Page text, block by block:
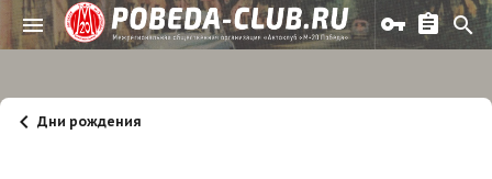
Дни рождения